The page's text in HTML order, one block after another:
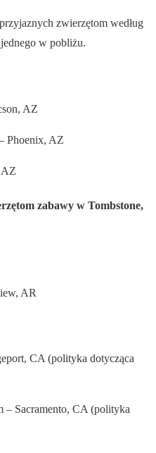
zwierzętom według
w pobliżu.
AZ
Phoenix, AZ
AZ
zabawy w Tombstone,
AR
CA (polityka dotycząca
– Sacramento, CA (polityka